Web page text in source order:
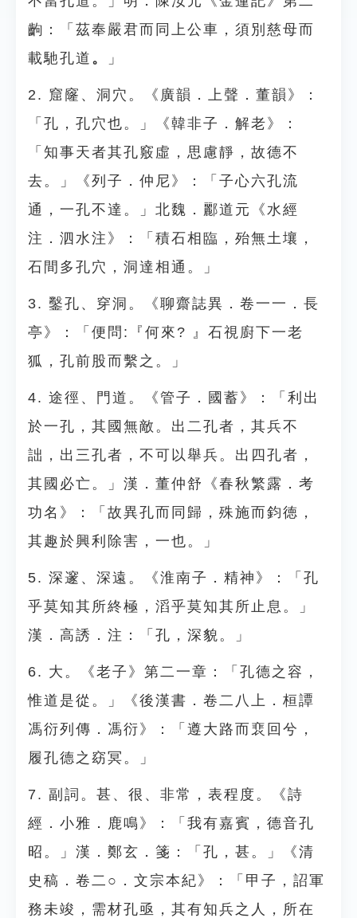
齣：「茲奉嚴君而同上公車，須別慈母而
載馳孔道 。 」
2. 窟窿、洞穴。《廣韻．上聲．董韻》：
「孔，孔穴也。」《韓非子．解老》：
「知事天者其孔竅虛，思慮靜，故德不
去。」《列子．仲尼》：「子心六孔流
通，一孔不達。」北魏．酈道元《水經
注．泗水注》：「積石相臨，殆無土壤，
石間多孔穴，洞達相通。」
3. 鑿孔、穿洞。《聊齋誌異．卷一一．長
亭》：「便問:『何來? 』石視廚下一老
狐，孔前股而繫之。」
4. 途徑、門道。《管子．國蓄》：「利出
於一孔，其國無敵。出二孔者，其兵不
詘，出三孔者，不可以舉兵。出四孔者，
其國必亡。」漢．董仲舒《春秋繁露．考
功名》：「故異孔而同歸，殊施而鈞徳，
其趣於興利除害，一也。」
5. 深邃、深遠。《淮南子．精神》：「孔
乎莫知其所終極，滔乎莫知其所止息。」
漢．高誘．注：「孔，深貌。」
6. 大。《老子》第二一章：「孔德之容，
惟道是從。」《後漢書．卷二八上．桓譚
馮衍列傳．馮衍》：「遵大路而裵回兮，
履孔德之窈冥。」
7. 副詞。甚、很、非常，表程度。《詩
經．小雅．鹿鳴》：「我有嘉賓，德音孔
昭。」漢．鄭玄．箋：「孔，甚。」《清
史稿．卷二○．文宗本紀》：「甲子，詔軍
務未竣，需材孔亟，其有知兵之人，所在